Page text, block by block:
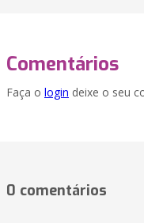
Comentários
Faça o login deixe o seu
0 comentários